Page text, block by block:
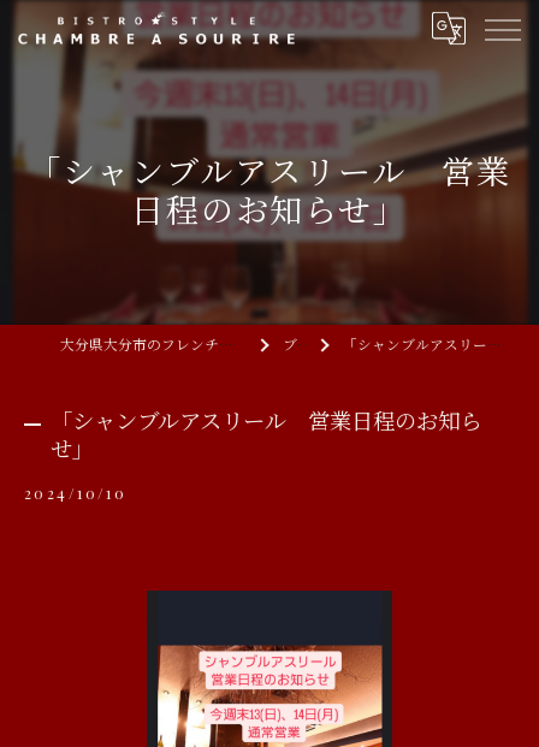
「シャンブルアスリール 営業
日程のお知らせ」
大分県大分市のフレンチならCHAMBRE A SOURIRE ブログ 「シャンブルアスリール 営業日程のお知らせ」
「シャンブルアスリール 営業日程のお知ら
せ」
2024/10/10